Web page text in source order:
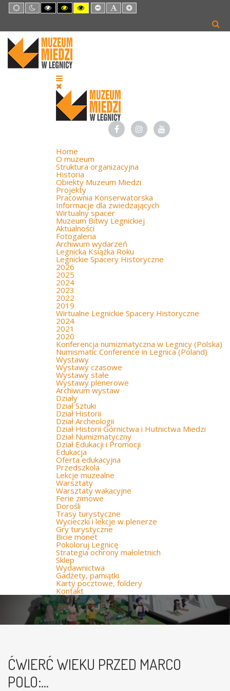
Default
mode
Night
mode
High
Contrast
mode
High
Contrast
mode
High
Contrast
mode
Set
Smaller
Set
Default
Set
Larger
Home
O muzeum
Struktura organizacyjna
Historia
Obiekty Muzeum Miedzi
Projekty
Pracownia Konserwatorska
Informacje dla zwiedzających
Wirtualny spacer
Muzeum Bitwy Legnickiej
Aktualności
Fotogaleria
Archiwum wydarzeń
Legnicka Książka Roku
Legnickie Spacery Historyczne
2026
2025
2024
2023
2022
2019
Wirtualne Legnickie Spacery Historyczne
2024
2021
2020
Konferencja numizmatyczna w Legnicy (Polska)
Numismatic Conference in Legnica (Poland)
Wystawy
Wystawy czasowe
Wystawy stałe
Wystawy plenerowe
Archiwum wystaw
Działy
Dział Sztuki
Dział Historii
Dział Archeologii
Dział Historii Górnictwa i Hutnictwa Miedzi
Dział Numizmatyczny
Dział Edukacji i Promocji
Edukacja
Oferta edukacyjna
Przedszkola
Lekcje muzealne
Warsztaty
Warsztaty wakacyjne
Ferie zimowe
Dorośli
Trasy turystyczne
Wycieczki i lekcje w plenerze
Gry turystyczne
Bicie monet
Pokoloruj Legnicę
Strategia ochrony małoletnich
Sklep
Wydawnictwa
Gadżety, pamiątki
Karty pocztowe, foldery
Kontakt
ĆWIERĆ WIEKU PRZED MARCO
POLO:...